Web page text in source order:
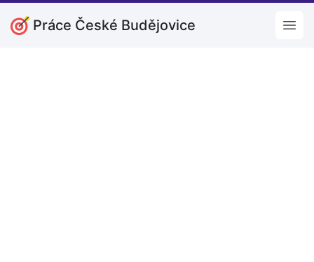
Práce České Budějovice